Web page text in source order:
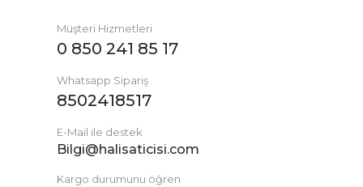
Müşteri Hizmetleri
0 850 241 85 17
Whatsapp Sipariş
8502418517
E-Mail ile destek
Bilgi@halisaticisi.com
Kargo durumunu öğren